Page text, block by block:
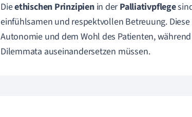
Dieethischen Prinzipienin derPalliativpflege
einfühlsamen und respektvollen Betreuung.
Autonomie und dem Wohl des Patienten,
Dilemmata auseinandersetzen müssen.